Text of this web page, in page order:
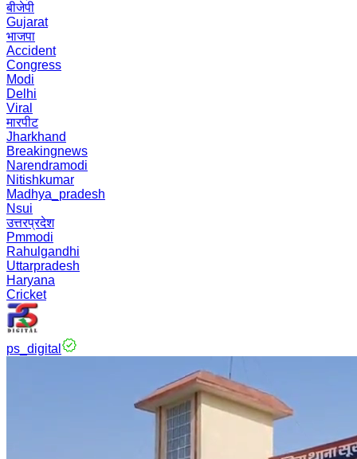
बीजेपी
Gujarat
भाजपा
Accident
Congress
Modi
Delhi
Viral
मारपीट
Jharkhand
Breakingnews
Narendramodi
Nitishkumar
Madhya_pradesh
Nsui
उत्तरप्रदेश
Pmmodi
Rahulgandhi
Uttarpradesh
Haryana
Cricket
ps_digital